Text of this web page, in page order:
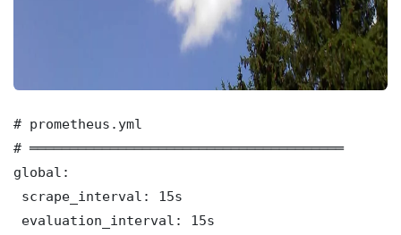
# prometheus.yml
# ═══════════════════════════════════════
global:
scrape_interval: 15s
evaluation_interval: 15s